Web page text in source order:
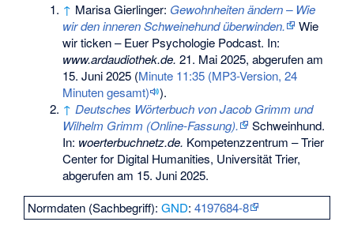
↑ Marisa Gierlinger: Gewohnheiten ändern – Wie
wir den inneren Schweinehund überwinden.
Wie
wir ticken – Euer Psychologie Podcast. In:
www.ardaudiothek.de. 21. Mai 2025, abgerufen am
15. Juni 2025 (Minute 11:35 (MP3-Version, 24
Minuten gesamt)
).
↑ Deutsches Wörterbuch von Jacob Grimm und
Wilhelm Grimm (Online-Fassung).
Schweinhund.
In: woerterbuchnetz.de. Kompetenzzentrum – Trier
Center for Digital Humanities, Universität Trier,
abgerufen am 15. Juni 2025.
Normdaten (Sachbegriff):GND:4197684-8